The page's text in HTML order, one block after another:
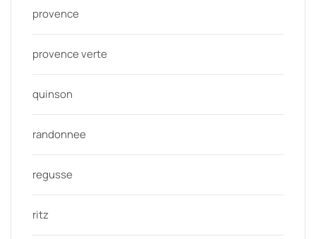
provence
provence verte
quinson
randonnee
regusse
ritz